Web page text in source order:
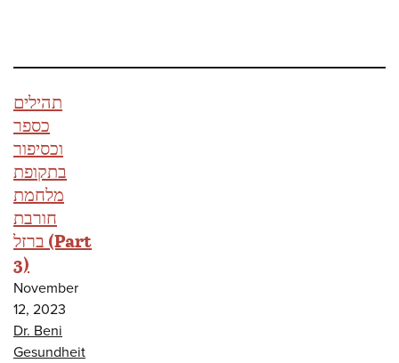
תהילים
כספר
וכסיפור
בתקופת
מלחמת
חורבת
ברזל (Part
3)
November
12, 2023
Dr. Beni
Gesundheit